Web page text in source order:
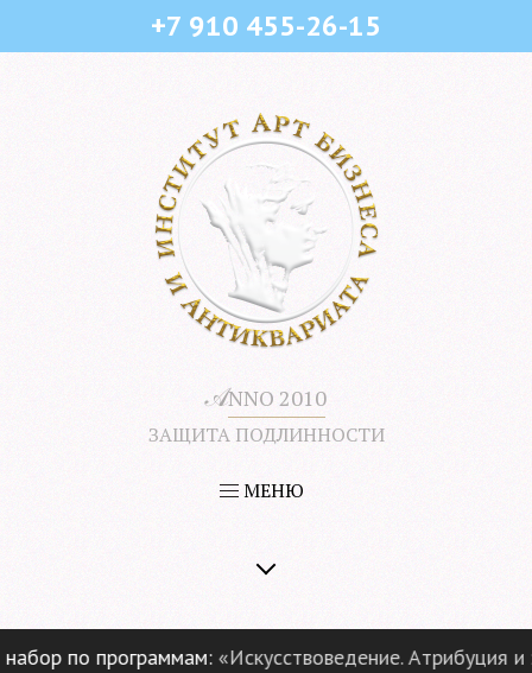
+7 910 455-26-15
𝒜NNO 2010
ЗАЩИТА ПОДЛИННОСТИ
МЕНЮ
по программам:«Искусствоведение. Атрибуция и